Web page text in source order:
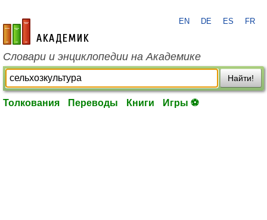
academic.ru
EN DE ES FR
Словари и энциклопедии на Академике
Найти!
Толкования Переводы Книги Игры ⚽